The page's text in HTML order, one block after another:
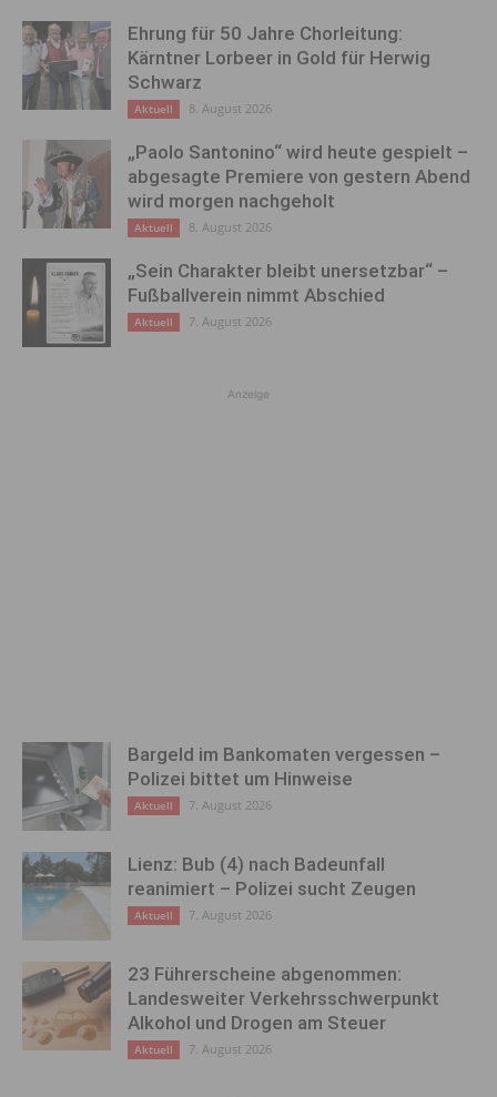
Ehrung für 50 Jahre Chorleitung:
Kärntner Lorbeer in Gold für Herwig
Schwarz
Aktuell 8. August 2026
„Paolo Santonino“ wird heute gespielt –
abgesagte Premiere von gestern Abend
wird morgen nachgeholt
Aktuell 8. August 2026
„Sein Charakter bleibt unersetzbar“ –
Fußballverein nimmt Abschied
Aktuell 7. August 2026
Anzeige
Bargeld im Bankomaten vergessen –
Polizei bittet um Hinweise
Aktuell 7. August 2026
Lienz: Bub (4) nach Badeunfall
reanimiert – Polizei sucht Zeugen
Aktuell 7. August 2026
23 Führerscheine abgenommen:
Landesweiter Verkehrsschwerpunkt
Alkohol und Drogen am Steuer
Aktuell 7. August 2026